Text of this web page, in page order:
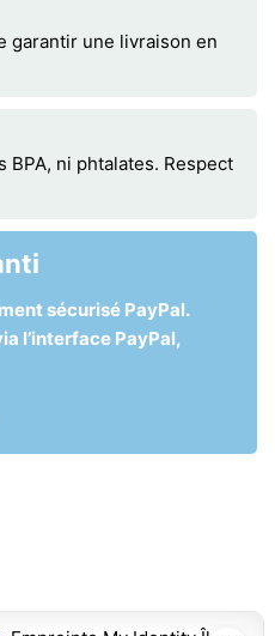
garantir une livraison en
ni phtalates. Respect
sécurisé PayPal.
l’interface PayPal,